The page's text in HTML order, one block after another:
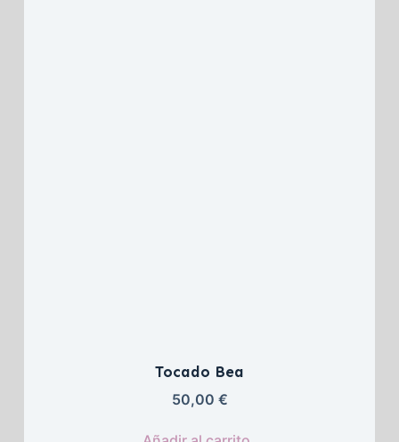
Tocado Bea
50,00 €